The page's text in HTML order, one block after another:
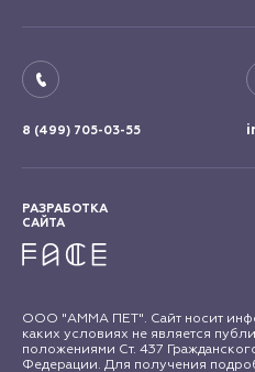
8 (499) 705-03-55
РАЗРАБОТКА
САЙТА
ООО "АММА ПЕТ". Сайт носит
каких условиях не является
положениями Ст. 437
Федерации. Для получения